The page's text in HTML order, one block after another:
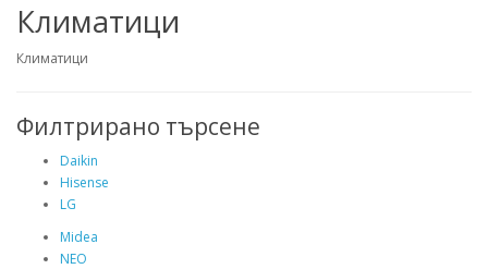
Климатици
Климатици
Филтрирано търсене
Daikin
Hisense
LG
Midea
NEO